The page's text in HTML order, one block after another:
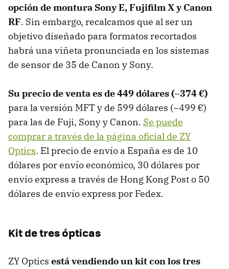
opción de montura Sony E, Fujifilm X y Canon
RF. Sin embargo, recalcamos que al ser un
objetivo diseñado para formatos recortados
habrá una viñeta pronunciada en los sistemas
de sensor de 35 de Canon y Sony.
Su precio de venta es de 449 dólares (~374 €)
para la versión MFT y de 599 dólares (~499 €)
para las de Fuji, Sony y Canon. Se puede
comprar a través de la página oficial de ZY
Optics. El precio de envío a España es de 10
dólares por envío económico, 30 dólares por
envío express a través de Hong Kong Post o 50
dólares de envío express por Fedex.
Kit de tres ópticas
ZY Optics está vendiendo un kit con los tres